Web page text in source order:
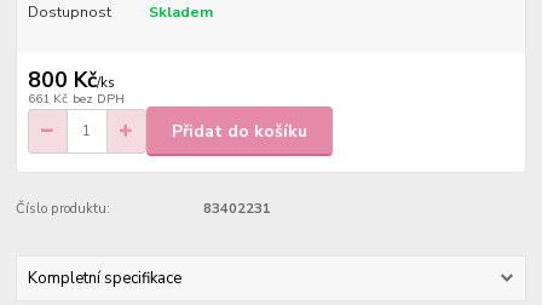
Dostupnost Skladem
800 Kč/ks
661 Kč bez DPH
Přidat do košíku
Číslo produktu: 83402231
Kompletní specifikace